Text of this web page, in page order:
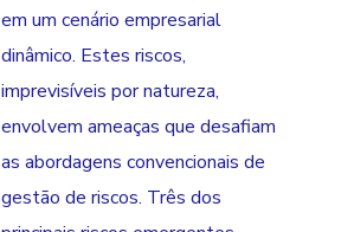
em um cenário empresarial
dinâmico. Estes riscos,
imprevisíveis por natureza,
envolvem ameaças que desafiam
as abordagens convencionais de
gestão de riscos. Três dos